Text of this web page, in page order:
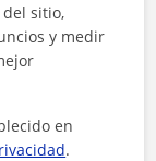
sitio,
y medir
en
.